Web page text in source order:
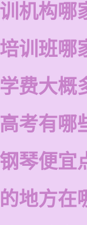
机构哪
训班哪
费大概
考有哪
琴便宜
地方在